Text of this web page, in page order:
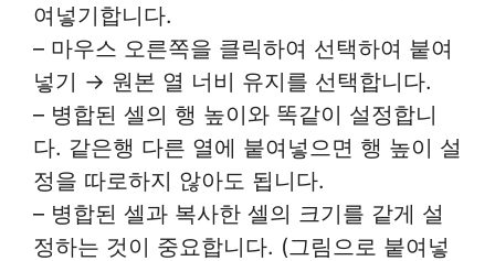
여넣기합니다.
– 마우스 오른쪽을 클릭하여 선택하여 붙여
넣기 → 원본 열 너비 유지를 선택합니다.
– 병합된 셀의 행 높이와 똑같이 설정합니
다. 같은행 다른 열에 붙여넣으면 행 높이 설
정을 따로하지 않아도 됩니다.
– 병합된 셀과 복사한 셀의 크기를 같게 설
정하는 것이 중요합니다. (그림으로 붙여넣